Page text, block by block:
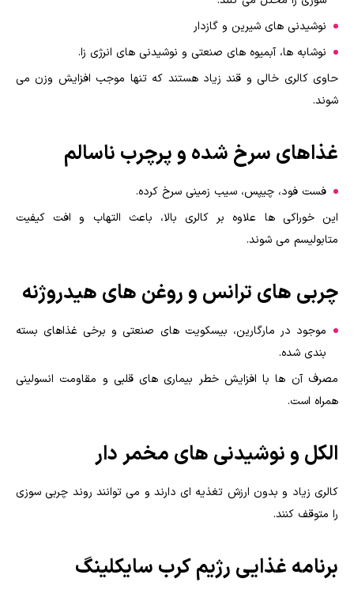
نوشیدنی های شیرین و گازدار
نوشابه ها، آبمیوه های صنعتی و نوشیدنی های انرژی زا.
حاوی کالری خالی و قند زیاد هستند که تنها موجب افزایش وزن می
شوند.
غذاهای سرخ شده و پرچرب ناسالم
فست فود، چیپس، سیب زمینی سرخ کرده.
این خوراکی ها علاوه بر کالری بالا، باعث التهاب و افت کیفیت
متابولیسم می شوند.
چربی های ترانس و روغن های هیدروژنه
موجود در مارگارین، بیسکویت های صنعتی و برخی غذاهای بسته
بندی شده.
مصرف آن ها با افزایش خطر بیماری های قلبی و مقاومت انسولینی
همراه است.
الکل و نوشیدنی های مخمر دار
کالری زیاد و بدون ارزش تغذیه ای دارند و می توانند روند چربی سوزی
را متوقف کنند.
برنامه غذایی رژیم کرب سایکلینگ